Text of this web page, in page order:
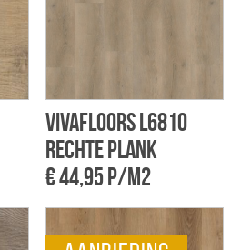
Vivafloors L6810
rechte plank
€ 44,95 p/m2